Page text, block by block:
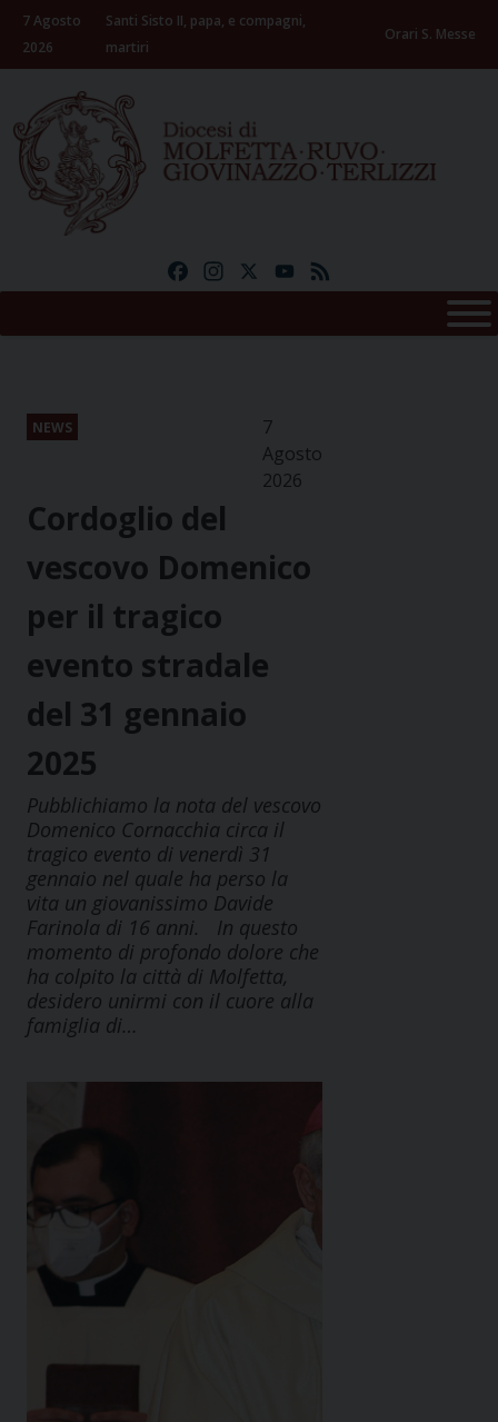
Skip
content
7 Agosto
2026
Santi Sisto II, papa, e compagni,
martiri
Orari S. Messe
FacebookInstagramYouTube
NEWS
7
Agosto
2026
Cordoglio del
vescovo Domenico
per il tragico
evento stradale
del 31 gennaio
2025
Pubblichiamo la nota del vescovo
Domenico Cornacchia circa il
tragico evento di venerdì 31
gennaio nel quale ha perso la
vita un giovanissimo Davide
Farinola di 16 anni. In questo
momento di profondo dolore che
ha colpito la città di Molfetta,
desidero unirmi con il cuore alla
famiglia di…